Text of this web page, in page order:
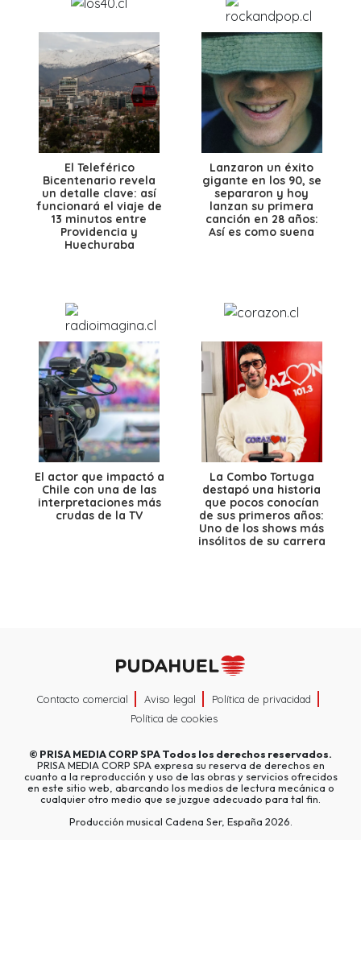
El Teleférico
Bicentenario revela
un detalle clave: así
funcionará el viaje de
13 minutos entre
Providencia y
Huechuraba
Lanzaron un éxito
gigante en los 90, se
separaron y hoy
lanzan su primera
canción en 28 años:
Así es como suena
El actor que impactó a
Chile con una de las
interpretaciones más
crudas de la TV
La Combo Tortuga
destapó una historia
que pocos conocían
de sus primeros años:
Uno de los shows más
insólitos de su carrera
Contacto comercial Aviso legal
Política de privacidad
Política de cookies
© PRISA MEDIA CORP SPATodos los derechos reservados.
PRISA MEDIA CORP SPA expresa su reserva de derechos en
cuanto a la reproducción y uso de las obras y servicios ofrecidos
en este sitio web, abarcando los medios de lectura mecánica o
cualquier otro medio que se juzgue adecuado para tal fin.
Producción musical Cadena Ser, España 2026.